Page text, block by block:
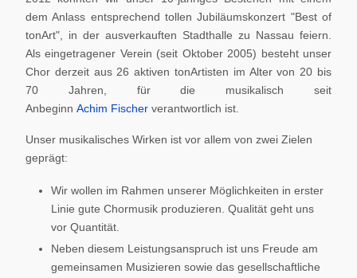
dem Anlass entsprechend tollen Jubiläumskonzert "Best of
tonArt", in der ausverkauften Stadthalle zu Nassau feiern.
Als eingetragener Verein (seit Oktober 2005) besteht unser
Chor derzeit aus 26 aktiven tonArtisten im Alter von 20 bis
70 Jahren, für die musikalisch seit
Anbeginn Achim Fischer verantwortlich ist.
Unser musikalisches Wirken ist vor allem von zwei Zielen
geprägt:
Wir wollen im Rahmen unserer Möglichkeiten in erster
Linie gute Chormusik produzieren. Qualität geht uns
vor Quantität.
Neben diesem Leistungsanspruch ist uns Freude am
gemeinsamen Musizieren sowie das gesellschaftliche